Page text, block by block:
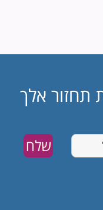
תחזור אלך